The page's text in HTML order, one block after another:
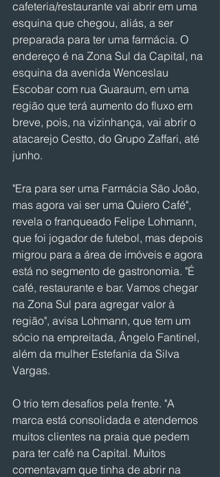
cafeteria/restaurante vai abrir em uma
esquina que chegou, aliás, a ser
preparada para ter uma farmácia. O
endereço é na Zona Sul da Capital, na
esquina da avenida Wenceslau
Escobar com rua Guaraum, em uma
região que terá aumento do fluxo em
breve, pois, na vizinhança, vai abrir o
atacarejo Cestto, do Grupo Zaffari, até
junho.
"Era para ser uma Farmácia São João,
mas agora vai ser uma Quiero Café",
revela o franqueado Felipe Lohmann,
que foi jogador de futebol, mas depois
migrou para a área de imóveis e agora
está no segmento de gastronomia. "É
café, restaurante e bar. Vamos chegar
na Zona Sul para agregar valor à
região", avisa Lohmann, que tem um
sócio na empreitada, Ângelo Fantinel,
além da mulher Estefania da Silva
Vargas.
O trio tem desafios pela frente. "A
marca está consolidada e atendemos
muitos clientes na praia que pedem
para ter café na Capital. Muitos
comentavam que tinha de abrir na